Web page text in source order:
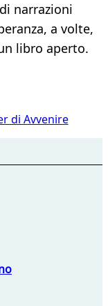
narrazioni
a volte,
libro aperto.
di Avvenire